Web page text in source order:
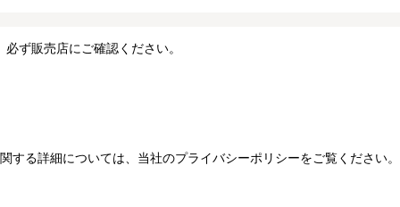
ず販売店にご確認ください。
る詳細については、当社のプライバシーポリシーをご覧ください。